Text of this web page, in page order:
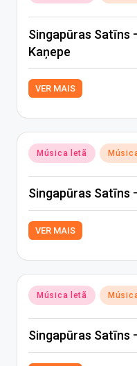
in
Singapūras Satīns
Kaņepe
VER MAIS
Posted
in
Música letã
Singapūras Satīns
VER MAIS
Posted
in
Música letã
Singapūras Satīns